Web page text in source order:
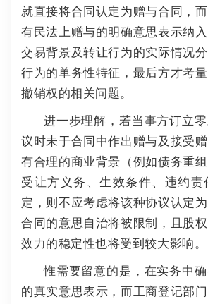
就直接将合同认定为赠与合同，
有民法上赠与的明确意思表示纳
交易背景及转让行为的实际情况
行为的单务性特征，最后方才考
撤销权的相关问题。
进一步理解，若当事方订立
议时未于合同中作出赠与及接受赠
有合理的商业背景（例如债务重
受让方义务、生效条件、违约责
定，则不应考虑将该种协议认定
合同的意思自治将被限制，且股
效力的稳定性也将受到较大影响。
惟需要留意的是，在实务中
的真实意思表示，而工商登记部